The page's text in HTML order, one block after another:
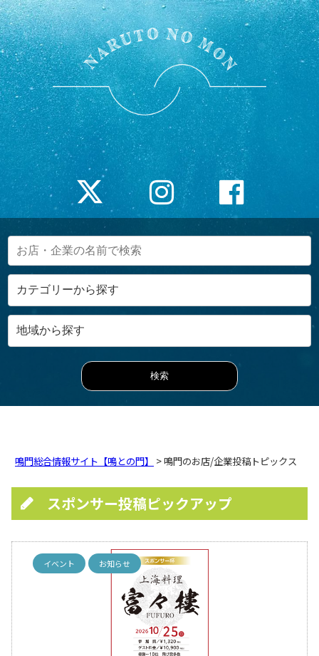
鳴門総合情報サイト【鳴との門】 > 鳴門のお店/企業投稿トピックス
スポンサー投稿ピックアップ
イベント お知らせ